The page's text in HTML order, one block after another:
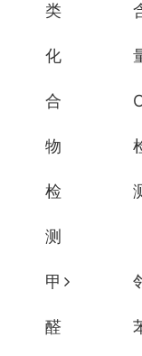
类
化
合
物
检
测
甲
醛